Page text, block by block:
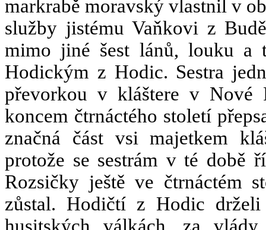
markrabě moravský vlastnil v
služby jistému Vaňkovi z
mimo jiné šest lánů, louku
Hodickým z Hodic. Sestra
převorkou v kláštere v
koncem čtrnáctého století
značná část vsi majetkem
protože se sestrám v té době
Rozsičky ještě ve čtrnáctém
zůstal. Hodičtí z Hodic